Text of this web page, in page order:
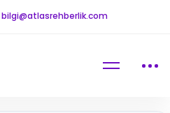
bilgi@atlasrehberlik.com